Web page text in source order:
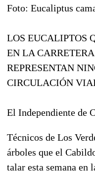
Foto: Eucaliptus
LOS EUCALIPTOS
EN LA
REPRESENTAN
CIRCULACIÓN
El Independiente de
Técnicos de Los
árboles que el
talar esta semana en